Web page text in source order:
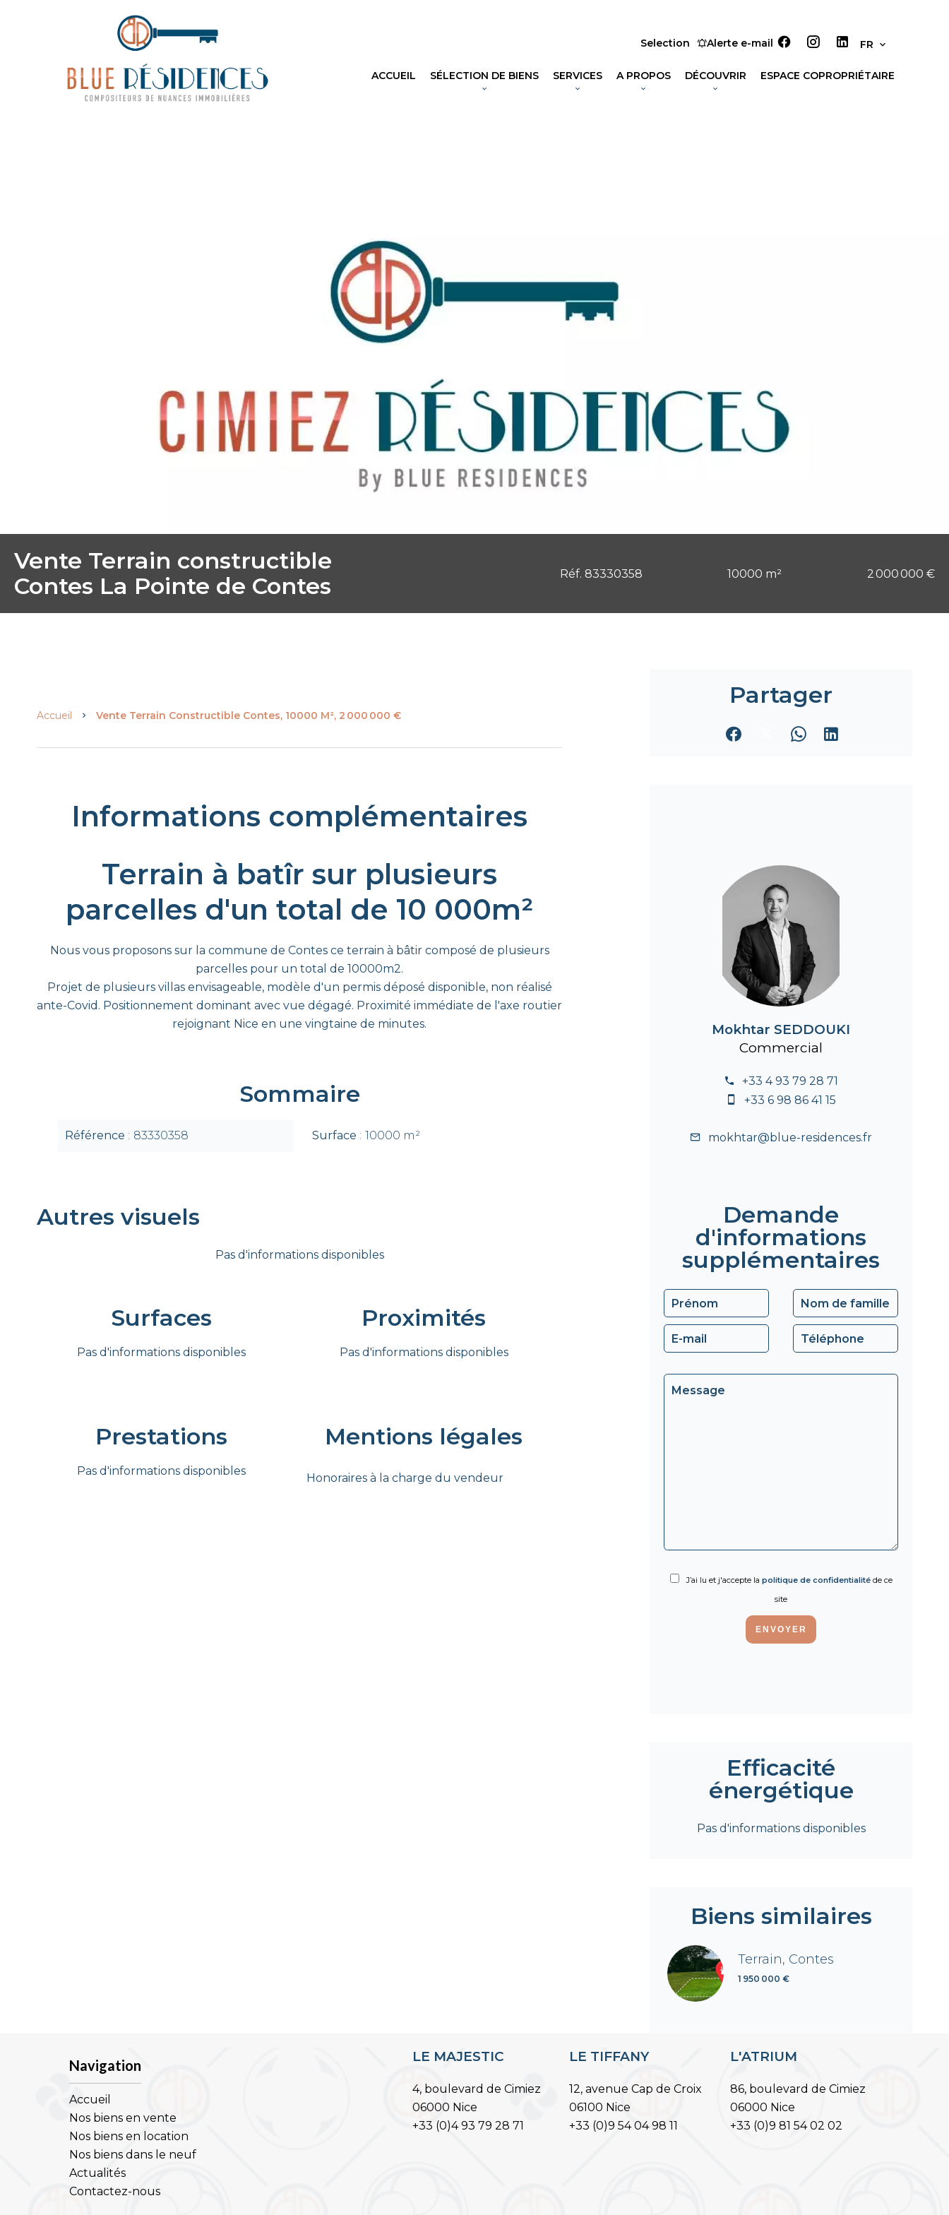
Selection Alerte e-mail FR
ACCUEIL SÉLECTION DE BIENS SERVICES A PROPOS DÉCOUVRIR ESPACE COPROPRIÉTAIRE
Vente Terrain constructible
Contes La Pointe de Contes
Réf. 83330358 10000 m² 2 000 000 €
Accueil Vente Terrain Constructible Contes, 10000 M², 2 000 000 €
Informations complémentaires
Terrain à batîr sur plusieurs
parcelles d'un total de 10 000m²
Nous vous proposons sur la commune de Contes ce terrain à bâtir composé de plusieurs
parcelles pour un total de 10000m2.
Projet de plusieurs villas envisageable, modèle d'un permis déposé disponible, non réalisé
ante-Covid. Positionnement dominant avec vue dégagé. Proximité immédiate de l'axe routier
rejoignant Nice en une vingtaine de minutes.
Sommaire
Référence 83330358 Surface 10000 m²
Autres visuels
Pas d'informations disponibles
Surfaces
Pas d'informations disponibles
Proximités
Pas d'informations disponibles
Prestations
Pas d'informations disponibles
Mentions légales
Honoraires à la charge du vendeur
Partager
Mokhtar SEDDOUKI
Commercial
+33 4 93 79 28 71
+33 6 98 86 41 15
mokhtar@blue-residences.fr
Demande
d'informations
supplémentaires
J’ai lu et j'accepte la politique de confidentialitéde ce
site
ENVOYER
Efficacité
énergétique
Pas d'informations disponibles
Biens similaires
Terrain, Contes
1 950 000 €
Navigation
Accueil
Nos biens en vente
Nos biens en location
Nos biens dans le neuf
Actualités
Contactez-nous
LE MAJESTIC
4, boulevard de Cimiez
06000 Nice
+33 (0)4 93 79 28 71
LE TIFFANY
12, avenue Cap de Croix
06100 Nice
+33 (0)9 54 04 98 11
L'ATRIUM
86, boulevard de Cimiez
06000 Nice
+33 (0)9 81 54 02 02